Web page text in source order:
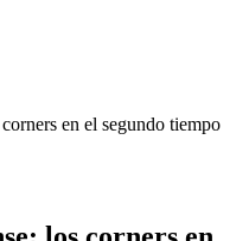
en el segundo tiempo